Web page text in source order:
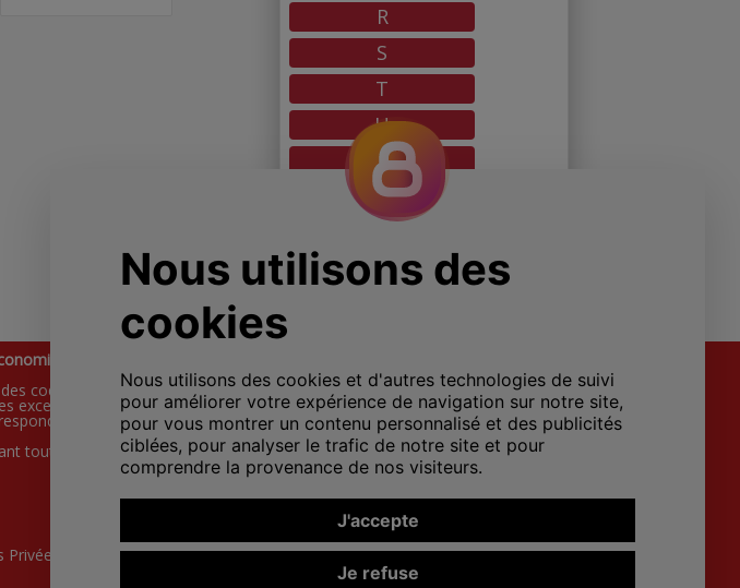
R
S
T
U
V
W
Y
!
codes promo exclusifs et des bons plans incontournables pour faire de
exceptionnelles sur vos boutiques préférées et réalisez des économies
et bénéficiez de remises supplémentaires.
toutes nos offres et faites-vous plaisir à prix réduit. Bonne visite et bon